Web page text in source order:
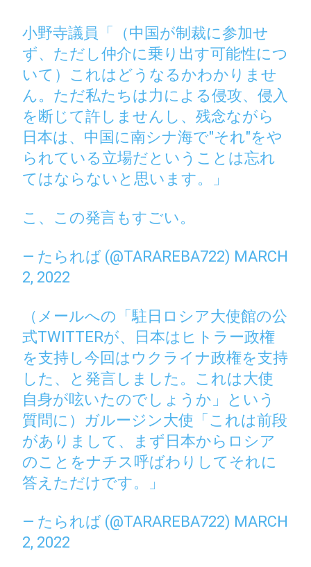
小野寺議員「（中国が制裁に参加せ
ず、ただし仲介に乗り出す可能性につ
いて）これはどうなるかわかりませ
ん。ただ私たちは力による侵攻、侵入
を断じて許しませんし、残念ながら
日本は、中国に南シナ海で"それ"をや
られている立場だということは忘れ
てはならないと思います。」
こ、この発言もすごい。
— たられば (@TARAREBA722) MARCH
2, 2022
（メールへの「駐日ロシア大使館の公
式TWITTERが、日本はヒトラー政権
を支持し今回はウクライナ政権を支持
した、と発言しました。これは大使
自身が呟いたのでしょうか」という
質問に）ガルージン大使「これは前段
がありまして、まず日本からロシア
のことをナチス呼ばわりしてそれに
答えただけです。」
— たられば (@TARAREBA722) MARCH
2, 2022